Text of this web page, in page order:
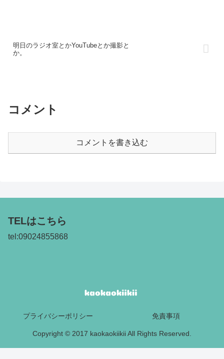
明日のラジオ室とかYouTubeとか撮影と
か。
コメント
コメントを書き込む
TELはこちら
tel:09024855868
プライバシーポリシー 免責事項
Copyright © 2017 kaokaokiikii All Rights Reserved.